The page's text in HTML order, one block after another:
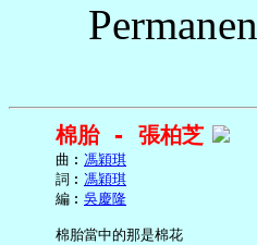
棉胎 - 張柏芝
     曲︰
馮穎琪
     詞︰
馮穎琪
     編︰
吳慶隆
     棉胎當中的那是棉花